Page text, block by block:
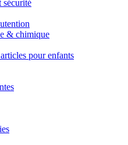
sécurité
& chimique
pour enfants